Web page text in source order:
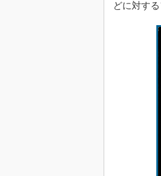
どに対す